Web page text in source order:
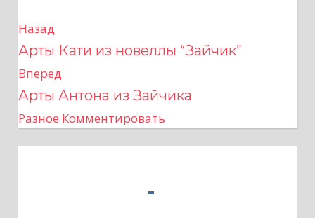
Н
а
в
и
Назад
Арты Кати из новеллы “Зайчик”
Вперед
Арты Антона из Зайчика
Разное Комментировать